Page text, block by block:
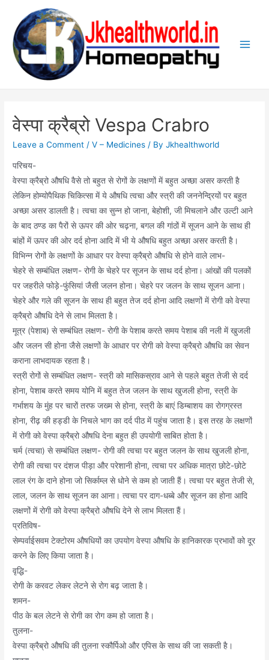
content
वेस्पा क्रैब्रो Vespa Crabro
Leave a Comment /V – Medicines / ByJkhealthworld
परिचय-
वेस्पा क्रैब्रो औषधि वैसे तो बहुत से रोगों के लक्षणों में बहुत अच्छा असर करती है
लेकिन होम्योपैथिक चिकित्सा में ये औषधि त्वचा और स्त्री की जननेन्द्रियों पर बहुत
अच्छा असर डालती है। त्वचा का सुन्न हो जाना, बेहोशी, जी मिचलाने और उल्टी आने
के बाद ठण्ड का पैरों से ऊपर की ओर चढ़ना, बगल की गांठों में सूजन आने के साथ ही
बांहों में ऊपर की ओर दर्द होना आदि में भी ये औषधि बहुत अच्छा असर करती है।
विभिन्न रोगों के लक्षणों के आधार पर वेस्पा क्रैब्रो औषधि से होने वाले लाभ-
चेहरे से सम्बंधित लक्षण- रोगी के चेहरे पर सूजन के साथ दर्द होना। आंखों की पलकों
पर जहरीले फोड़े-फुंसियां जैसी जलन होना। चेहरे पर जलन के साथ सूजन आना।
चेहरे और गले की सूजन के साथ ही बहुत तेज दर्द होना आदि लक्षणों में रोगी को वेस्पा
क्रैब्रो औषधि देने से लाभ मिलता है।
मूत्र (पेशाब) से सम्बंधित लक्षण- रोगी के पेशाब करते समय पेशाब की नली में खुजली
और जलन सी होना जैसे लक्षणों के आधार पर रोगी को वेस्पा क्रैब्रो औषधि का सेवन
कराना लाभदायक रहता है।
स्त्री रोगों से सम्बंधित लक्षण- स्त्री को मासिकस्राव आने से पहले बहुत तेजी से दर्द
होना, पेशाब करते समय योनि में बहुत तेज जलन के साथ खुजली होना, स्त्री के
गर्भाशय के मुंह पर चारों तरफ जख्म से होना, स्त्री के बाएं डिम्बाशय का रोगग्रस्त
होना, रीढ़ की हड्डी के निचले भाग का दर्द पीठ में पहुंच जाता है। इस तरह के लक्षणों
में रोगी को वेस्पा क्रैब्रो औषधि देना बहुत ही उपयोगी साबित होता है।
चर्म (त्वचा) से सम्बंधित लक्षण- रोगी की त्वचा पर बहुत जलन के साथ खुजली होना,
रोगी की त्वचा पर दंशज पीड़ा और परेशानी होना, त्वचा पर अधिक मात्रा छोटे-छोटे
लाल रंग के दाने होना जो सिर्काम्ल से धोने से कम हो जाती हैं। त्वचा पर बहुत तेजी से,
लाल, जलन के साथ सूजन का आना। त्वचा पर दाग-धब्बे और सूजन का होना आदि
लक्षणों में रोगी को वेस्पा क्रैब्रो औषधि देने से लाभ मिलता हैं।
प्रतिविष-
सेम्पर्वाईसवम टेक्टोरम औषधियों का उपयोग वेस्पा औषधि के हानिकारक प्रभावों को दूर
करने के लिए किया जाता है।
वृद्धि-
रोगी के करवट लेकर लेटने से रोग बढ़ जाता है।
शमन-
पीठ के बल लेटने से रोगी का रोग कम हो जाता है।
तुलना-
वेस्पा क्रैब्रो औषधि की तुलना स्कौर्पिओ और एपिस के साथ की जा सकती है।